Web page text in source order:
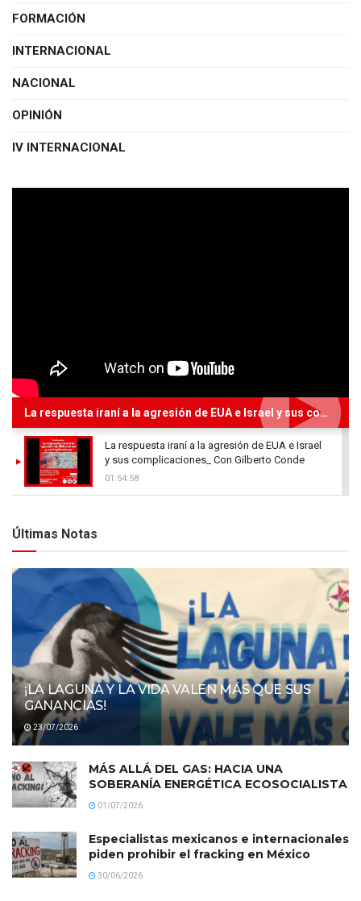
FORMACIÓN
INTERNACIONAL
NACIONAL
OPINIÓN
IV INTERNACIONAL
La respuesta iraní a la agresión de EUA e Israel y sus complicaciones_ Con Gilberto Conde
La respuesta iraní a la agresión de EUA e Israel
y sus complicaciones_ Con Gilberto Conde
01:54:58
Últimas Notas
¡LA LAGUNA Y LA VIDA VALEN MÁS QUE SUS
GANANCIAS!
23/07/2026
MÁS ALLÁ DEL GAS: HACIA UNA
SOBERANÍA ENERGÉTICA ECOSOCIALISTA
01/07/2026
Especialistas mexicanos e internacionales
piden prohibir el fracking en México
30/06/2026